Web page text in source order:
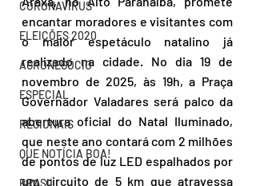
CORONAVÍRUS
ELEIÇÕES 2020
AGRONEGÓCIO
ESPECIAL
REGIONAIS
QUE NOTÍCIA BOA!
BRASIL
encantar moradores e visitantes com
o maior espetáculo natalino já
realizado na cidade. No dia 19 de
novembro de 2025, às 19h, a Praça
Governador Valadares será palco da
abertura oficial do Natal Iluminado,
que neste ano contará com 2 milhões
de pontos de luz LED espalhados por
um circuito de 5 km que atravessa